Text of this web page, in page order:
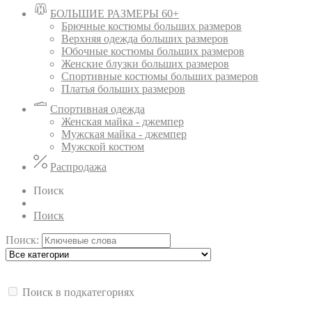
БОЛЬШИЕ РАЗМЕРЫ 60+
Брючные костюмы больших размеров
Верхняя одежда больших размеров
Юбочные костюмы больших размеров
Женские блузки больших размеров
Спортивные костюмы больших размеров
Платья больших размеров
Спортивная одежда
Женская майка - джемпер
Мужская майка - джемпер
Мужской костюм
Распродажа
Поиск
Поиск
Поиск:
Поиск в подкатегориях